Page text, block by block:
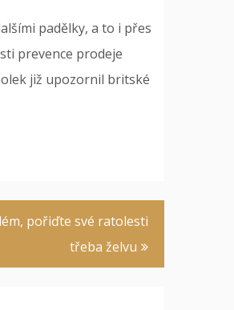
padělky, a to i přes
prevence prodeje
již upozornil britské
pořiďte své ratolesti
třeba želvu